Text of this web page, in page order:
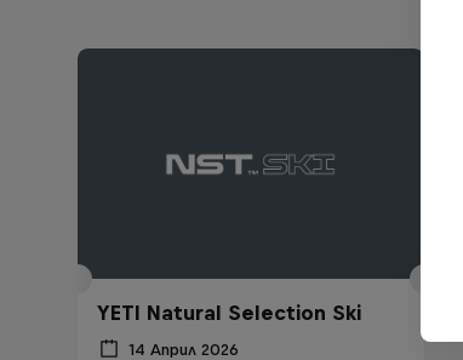
YETI Natural Selection Ski
14 Април 2026